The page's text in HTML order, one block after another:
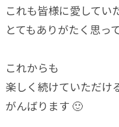
これも皆様に愛してい
とてもありがたく思っ
これからも
楽しく続けていただけ
がんばります 🙂